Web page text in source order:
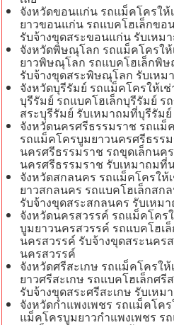
จังหวัดขอนแก่น รถแม็คโครใ
ยาวขอนแก่น รถแบคโฮเล็กข
รับจ้างขุดสระขอนแก่น รับเห
จังหวัดพิษณุโลก รถแม็คโครใ
ยาวพิษณุโลก รถแบคโฮเล็กพิ
รับจ้างขุดสระพิษณุโลก รับเห
จังหวัดบุรีรัมย์ รถแม็คโครให้เ
บุรีรัมย์ รถแบคโฮเล็กบุรีรัมย์ ร
สระบุรีรัมย์ รับเหมาถมที่บุรีรัมย์
จังหวัดนครศรีธรรมราช รถแม็
รถแม็คโครบูมยาวนครศรีธรร
นครศรีธรรมราช รถขุดเล็กนค
นครศรีธรรมราช รับเหมาถมที่
จังหวัดสกลนคร รถแม็คโครใ
ยาวสกลนคร รถแบคโฮเล็กสก
รับจ้างขุดสระสกลนคร รับเหม
จังหวัดนครสวรรค์ รถแม็คโคร
บูมยาวนครสวรรค์ รถแบคโฮเ
นครสวรรค์ รับจ้างขุดสระนคร
นครสวรรค์
จังหวัดศรีสะเกษ รถแม็คโครใ
ยาวศรีสะเกษ รถแบคโฮเล็กศรี
รับจ้างขุดสระศรีสะเกษ รับเหม
จังหวัดกำแพงเพชร รถแม็คโค
แม็คโครบูมยาวกำแพงเพชร ร